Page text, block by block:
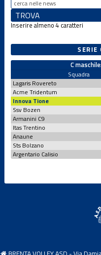
Inserire almeno 4 caratteri
SERIE
C
Squadra
Lagaris Rovereto
Acme Tridentum
Innova Tione
Ssv Bozen
Armanini C9
Itas Trentino
Anaune
Sts Bolzano
Argentario Calisio